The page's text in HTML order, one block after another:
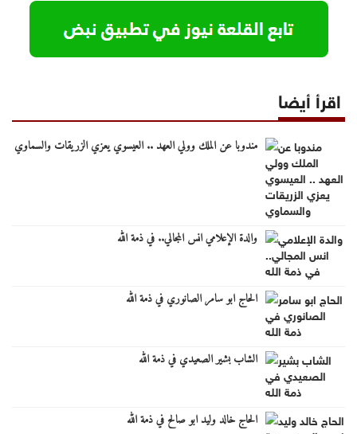
اقرأ أيضا
مندوبا عن الملك وولي العهد .. العيسوي يعزي الزريقات والسماوي
والدة الإعلامي انس المجالي.. في ذمة الله
الحاج ابو سامر الصانوري في ذمة الله
الشاب بشير الصعيدي في ذمة الله
الحاج خالد وليد ابو صالح في ذمة الله